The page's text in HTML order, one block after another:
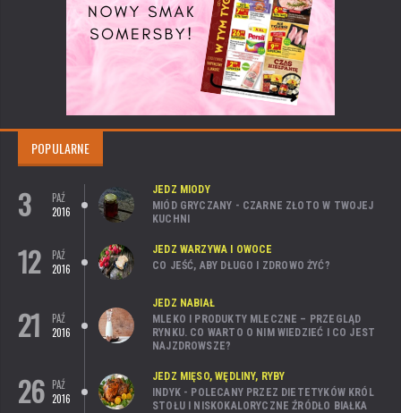
POPULARNE
3
PAŹ
2016
JEDZ MIODY
MIÓD GRYCZANY - CZARNE ZŁOTO W TWOJEJ
KUCHNI
12
PAŹ
2016
JEDZ WARZYWA I OWOCE
CO JEŚĆ, ABY DŁUGO I ZDROWO ŻYĆ?
21
PAŹ
2016
JEDZ NABIAŁ
MLEKO I PRODUKTY MLECZNE – PRZEGLĄD
RYNKU. CO WARTO O NIM WIEDZIEĆ I CO JEST
NAJZDROWSZE?
26 PAŹ
2016
JEDZ MIĘSO, WĘDLINY, RYBY
INDYK - POLECANY PRZEZ DIETETYKÓW KRÓL
STOŁU I NISKOKALORYCZNE ŹRÓDŁO BIAŁKA